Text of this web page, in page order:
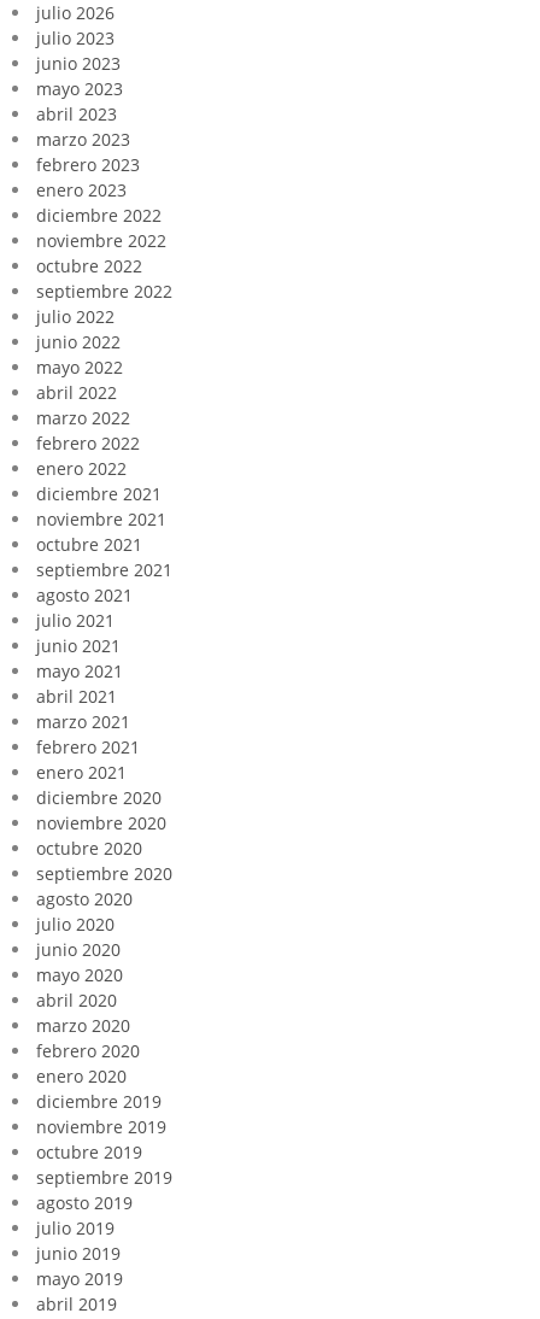
julio 2026
julio 2023
junio 2023
mayo 2023
abril 2023
marzo 2023
febrero 2023
enero 2023
diciembre 2022
noviembre 2022
octubre 2022
septiembre 2022
julio 2022
junio 2022
mayo 2022
abril 2022
marzo 2022
febrero 2022
enero 2022
diciembre 2021
noviembre 2021
octubre 2021
septiembre 2021
agosto 2021
julio 2021
junio 2021
mayo 2021
abril 2021
marzo 2021
febrero 2021
enero 2021
diciembre 2020
noviembre 2020
octubre 2020
septiembre 2020
agosto 2020
julio 2020
junio 2020
mayo 2020
abril 2020
marzo 2020
febrero 2020
enero 2020
diciembre 2019
noviembre 2019
octubre 2019
septiembre 2019
agosto 2019
julio 2019
junio 2019
mayo 2019
abril 2019